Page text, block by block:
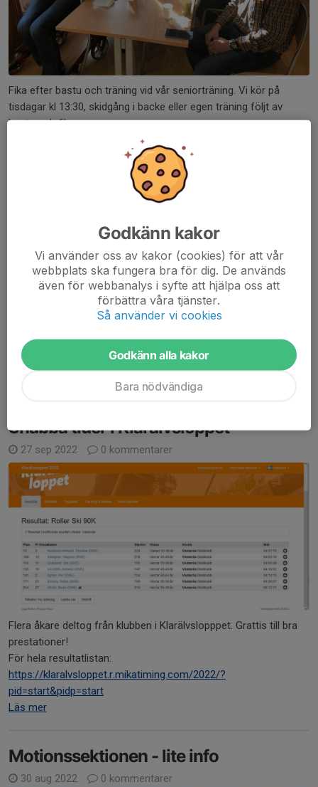
Fika efter bastu och träning vid vår seniorträning. Vi kör på
tisdagar kl 13:30, skidgång i backe eller egen träning följt av
bastu och fika.
Det finns plats för fler! Välkomna!
Motionssektionen - lite info
17 sep 2023
0 kommentarer
Onsdagens testlopp ställs in då cykelvägen mot Skultuna är
kyrkogården, se kalendern.
Önskemål finns att fortsätta onsdagsintervallerna, så...
Snabba tider i Klarälvsloppet
27 sep 2022 0 kommentarer
Flera åkare deltog från klubben i Klarälvslopppet. Grattis till bra
prestationer!
För hela resultatlistan:
https://klaralvsloppet.r.mikatiming.com/2022/?
pid=start&pidp=start
Läs mer
Motionssektionen - lite info
30 aug 2022 0 kommentarer
Godkänn kakor
Vi använder oss av kakor (cookies) för att vår
webbplats ska fungera bra för dig. De används
även för webbanalys i syfte att hjälpa oss att
förbättra våra tjänster.
Så använder vi cookies
Godkänn alla kakor
Bara nödvändiga